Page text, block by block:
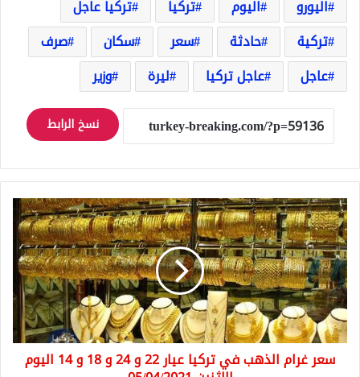
اليورو
اليوم تركيا
تركيا عاجل
تركية
حادثة سعر سكان
صرف
عاجل
عاجل تركيا ليرة وزير
نسخ الرابط
سعر
غرام
الذهب
في
تركيا
عيار
22
و
24
سعر غرام الذهب في تركيا عيار 22 و 24 و 18 و 14 اليوم